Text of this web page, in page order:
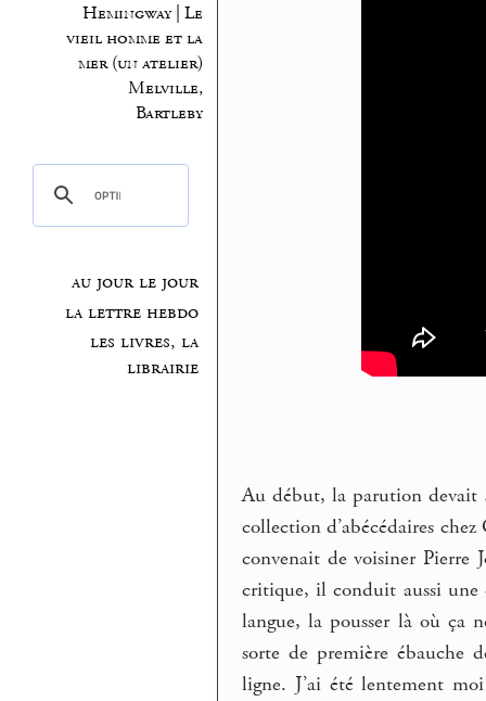
Hemingway | Le
vieil homme et la
mer (un atelier)
Melville,
Bartleby
au jour le jour
la lettre hebdo
les livres, la
librairie
Au début, la parution devait
collection d’abécédaires
convenait de voisiner Pierre
critique, il conduit aussi une
langue, la pousser là où ça
sorte de première ébauche
ligne. J’ai été lentement